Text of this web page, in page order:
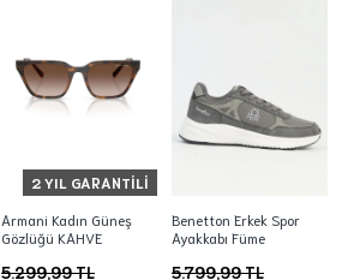
2 YIL GARANTILI
Armani Kadın Güneş
Gözlüğü KAHVE
5.299,99 TL
Benetton Erkek Spor
Ayakkabı Füme
5.799,99 TL